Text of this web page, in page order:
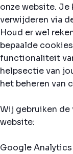
onze website.
verwijderen via
Houd er wel
bepaalde
functionaliteit
helpsectie van
het beheren van
Wij gebruiken
website:
Google